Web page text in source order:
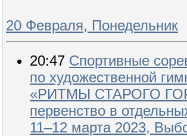
20 Февраля, Понедельник
20:47 Спортивные
по художественной
«РИТМЫ СТАРОГО
первенство в
11–12 марта 2023,